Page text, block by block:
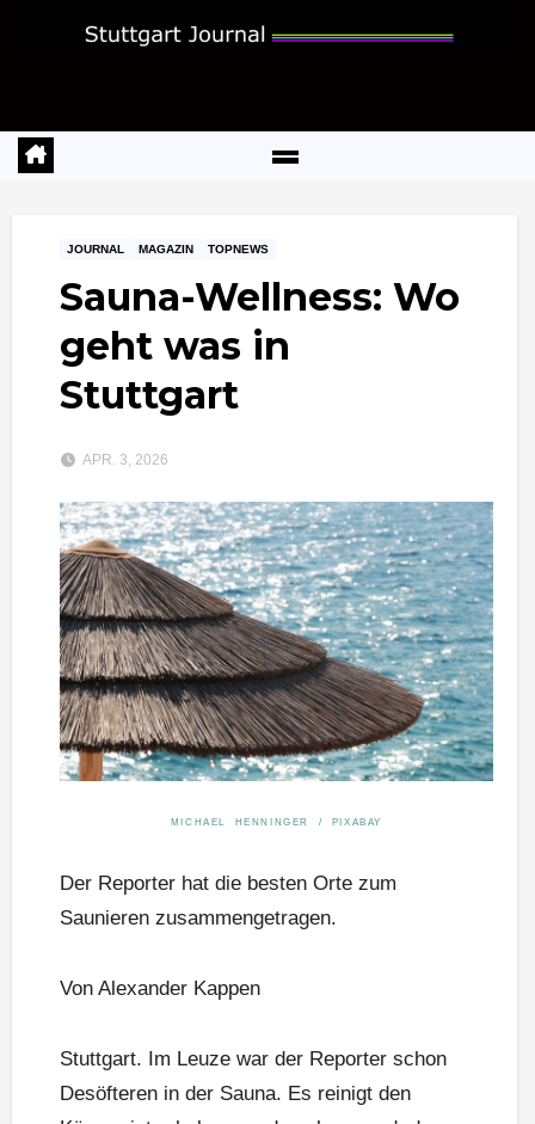
JOURNAL MAGAZIN TOPNEWS
Sauna-Wellness: Wo
geht was in
Stuttgart
APR. 3, 2026
MICHAEL HENNINGER / PIXABAY
Der Reporter hat die besten Orte zum
Saunieren zusammengetragen.
Von Alexander Kappen
Stuttgart. Im Leuze war der Reporter schon
Desöfteren in der Sauna. Es reinigt den